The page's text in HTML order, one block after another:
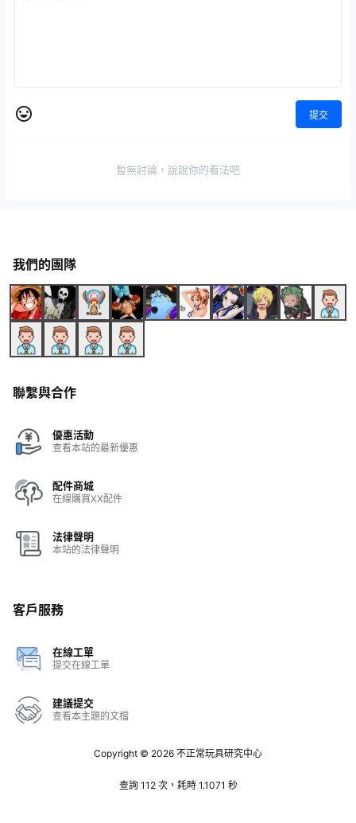
提交
暫無討論，說說你的看法吧
我們的團隊
聯繫與合作
優惠活動
查看本站的最新優惠
配件商城
在線購買XX配件
法律聲明
本站的法律聲明
客戶服務
在線工單
提交在線工單
建議提交
查看本主題的文檔
Copyright © 2026 不正常玩具研究中心
查詢 112 次，耗時 1.1071 秒